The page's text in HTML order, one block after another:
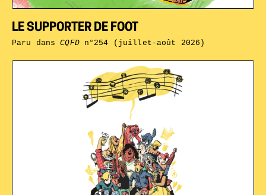
LE SUPPORTER DE FOOT
Paru dansCQFDn°254 (juillet-août 2026)